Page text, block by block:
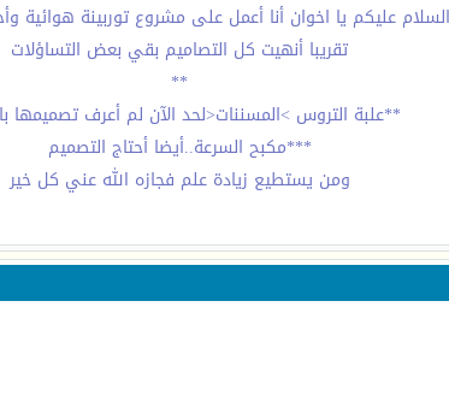
السلام عليكم يا اخوان أنا أعمل على مشروع توربينة هوائية
تقريبا أنهيت كل التصاميم بقي بعض التساؤلات
**
**علبة التروس >المسننات<لحد الآن لم أعرف تصميمها
***مكبح السرعة..أيضا أحتاج التصميم
ومن يستطيع زيادة علم فجازه الله عني كل خير